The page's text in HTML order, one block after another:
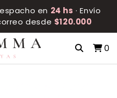
en 24 hs · Envío
desde $120.000
0